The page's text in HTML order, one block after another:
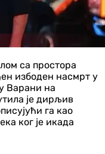
са простора
избоден насмрт у
Варани на
је дирљив
га као
ког је икада